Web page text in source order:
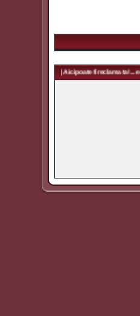
| Aici poate fi reclama ta! ...